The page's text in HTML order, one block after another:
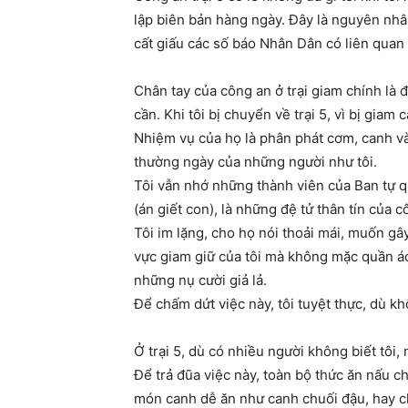
lập biên bản hàng ngày. Đây là nguyên
cất giấu các số báo Nhân Dân có liên
Chân tay của công an ở trại giam chính là
cần. Khi tôi bị chuyển về trại 5, vì bị giam
Nhiệm vụ của họ là phân phát cơm, canh
thường ngày của những người như tôi.
Tôi vẫn nhớ những thành viên của Ban tự
(án giết con), là những đệ tử thân tín của
Tôi im lặng, cho họ nói thoải mái, muốn
vực giam giữ của tôi mà không mặc quần
những nụ cười giả lả.
Để chấm dứt việc này, tôi tuyệt thực, dù
Ở trại 5, dù có nhiều người không biết
Để trả đũa việc này, toàn bộ thức ăn nấu
món canh dễ ăn như canh chuối đậu, hay